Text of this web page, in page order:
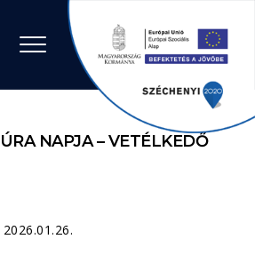
NAPJA – VETÉLKEDŐ
2026.01.26.